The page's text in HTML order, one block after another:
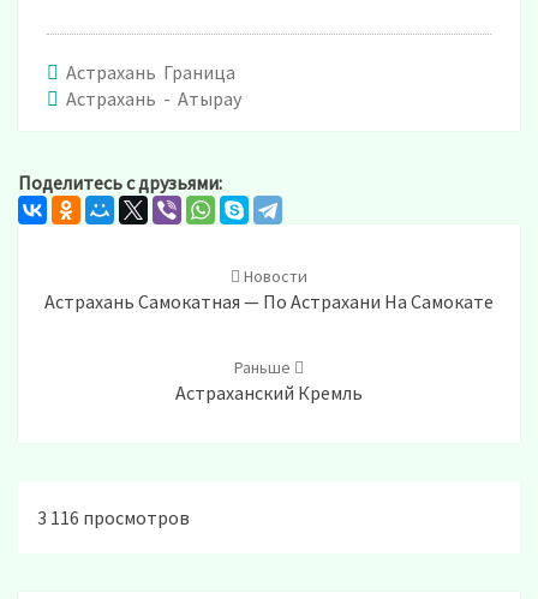
Астрахань Граница
Астрахань - Атырау
Поделитесь с друзьями:
Новости
Астрахань Самокатная — По Астрахани На Самокате
Раньше
Астраханский Кремль
3 116 просмотров